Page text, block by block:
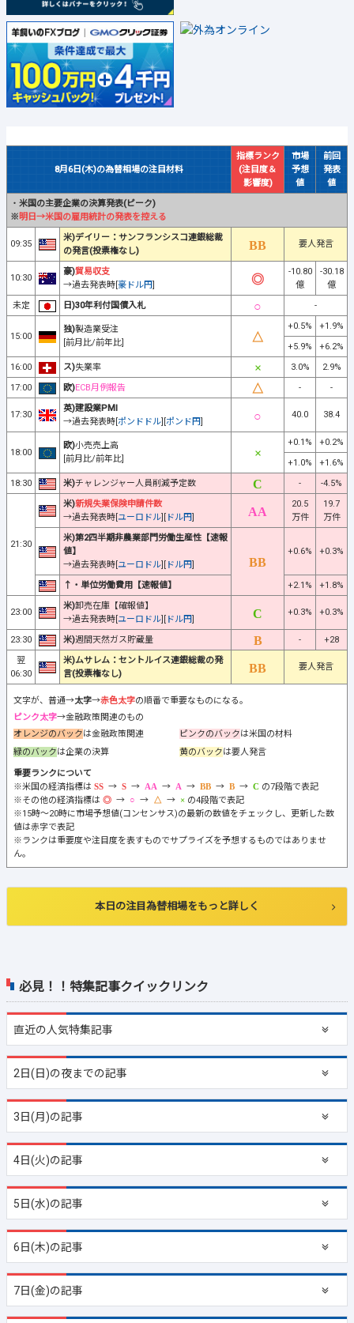
必見！！特集記事クイックリンク
直近の人気特集記事
2日(日)の夜までの記事
3日(月)の記事
4日(火)の記事
5日(水)の記事
6日(木)の記事
7日(金)の記事
8月6日(木)の為替相場の注目材料
指標ランク
(注目度＆
影響度)
市場
予想
値
前回
発表
値
・ 米国の主要企業の決算発表(ピーク)
※明日→米国の雇用統計の発表を控える
09:35
米)デイリー：サンフランシスコ連銀総裁
の発言(投票権なし)
要人発言
10:30
豪)貿易収支
→過去発表時[豪ドル円]
-10.80
億
-30.18
億
未定
日)30年利付国債入札 -
15:00
独)製造業受注
[前月比/前年比]
+0.5%
+1.9%
+5.9%
+6.2%
16:00
ス)失業率 3.0%
2.9%
17:00
欧)ECB月例報告 - -
17:30
英)建設業PMI
→過去発表時[ポンドドル][ポンド円]
40.0 38.4
18:00
欧)小売売上高
[前月比/前年比]
+0.1%
+0.2%
+1.0%
+1.6%
18:30
米)チャレンジャー人員削減予定数 - -4.5%
21:30
米)新規失業保険申請件数
→過去発表時[ユーロドル][ ドル円]
20.5
万件
19.7
万件
米)第2四半期非農業部門労働生産性【速報
値】
→過去発表時[ユーロドル][ ドル円]
+0.6% +0.3%
↑・単位労働費用【速報値】 +2.1% +1.8%
23:00
米)卸売在庫【確報値】
→過去発表時[ユーロドル][ ドル円]
+0.3% +0.3%
23:30 米)週間天然ガス貯蔵量 -
+28
翌
06:30
米)ムサレム：セントルイス連銀総裁の発
言(投票権なし)
要人発言
文字が、普通→太字→赤色太字の順番で重要なものになる。
ピンク太字→金融政策関連のもの
オレンジのバックは金融政策関連 ピンクのバックは米国の材料
緑のバックは企業の決算 黄のバックは要人発言
重要ランクについて
※米国の経済指標は
→ → → → → →
の7段階で表記
※その他の経済指標は
→ → →
の4段階で表記
※15時～20時に市場予想値(コンセンサス)の最新の数値をチェックし、更新した数
値は赤字で表記
※ランクは重要度や注目度を表すものでサプライズを予想するものではありませ
ん。
本日の注目為替相場をもっと詳しく